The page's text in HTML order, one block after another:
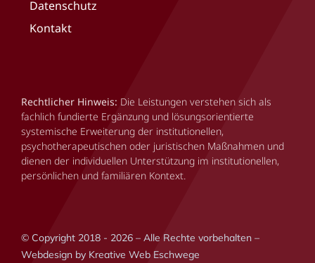
Datenschutz
Kontakt
Rechtlicher Hinweis: Die Leistungen verstehen sich als
fachlich fundierte Ergänzung und lösungsorientierte
systemische Erweiterung der institutionellen,
psychotherapeutischen oder juristischen Maßnahmen und
dienen der individuellen Unterstützung im institutionellen,
persönlichen und familiären Kontext.
© Copyright 2018 - 2026 – Alle Rechte vorbehalten –
Webdesign by Kreative Web Eschwege